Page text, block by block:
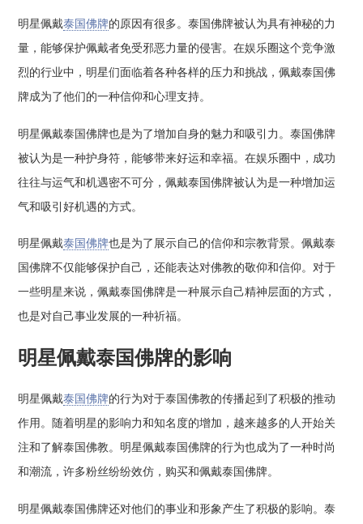
明星佩戴泰国佛牌的原因有很多。泰国佛牌被认为具有神秘的力
量，能够保护佩戴者免受邪恶力量的侵害。在娱乐圈这个竞争激
烈的行业中，明星们面临着各种各样的压力和挑战，佩戴泰国佛
牌成为了他们的一种信仰和心理支持。
明星佩戴泰国佛牌也是为了增加自身的魅力和吸引力。泰国佛牌
被认为是一种护身符，能够带来好运和幸福。在娱乐圈中，成功
往往与运气和机遇密不可分，佩戴泰国佛牌被认为是一种增加运
气和吸引好机遇的方式。
明星佩戴泰国佛牌也是为了展示自己的信仰和宗教背景。佩戴泰
国佛牌不仅能够保护自己，还能表达对佛教的敬仰和信仰。对于
一些明星来说，佩戴泰国佛牌是一种展示自己精神层面的方式，
也是对自己事业发展的一种祈福。
明星佩戴泰国佛牌的影响
明星佩戴泰国佛牌的行为对于泰国佛教的传播起到了积极的推动
作用。随着明星的影响力和知名度的增加，越来越多的人开始关
注和了解泰国佛教。明星佩戴泰国佛牌的行为也成为了一种时尚
和潮流，许多粉丝纷纷效仿，购买和佩戴泰国佛牌。
明星佩戴泰国佛牌还对他们的事业和形象产生了积极的影响。泰